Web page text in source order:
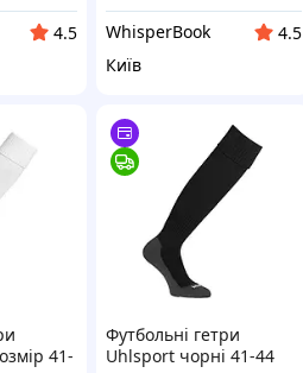
4.5
WhisperBook
4.5
Київ
41-
Футбольні гетри
Uhlsport чорні 41-44